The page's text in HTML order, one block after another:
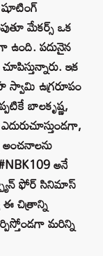
షూటింగ్
మేకర్స్ ఒక
ఉంది. పదునైన
ఇక
స్వామి ఉగ్రరూపం
బాలకృష్ణ,
అనే
ఫోర్ సినిమాస్‌
చిత్రాన్ని
మరిన్ని